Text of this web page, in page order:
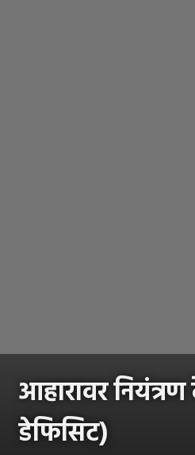
आहारावर
डेफिसिट)